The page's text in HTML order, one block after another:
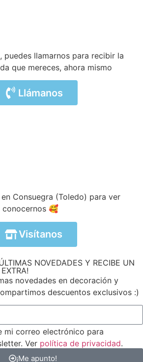
puedes llamarnos para recibir la
que mereces, ahora mismo
Llámanos
Consuegra (Toledo) para ver
conocernos 🥰
Visítanos
NOVEDADES Y RECIBE UN
novedades en decoración y
descuentos exclusivos :)
mi correo electrónico para
Ver política de privacidad.
¡Me apunto!